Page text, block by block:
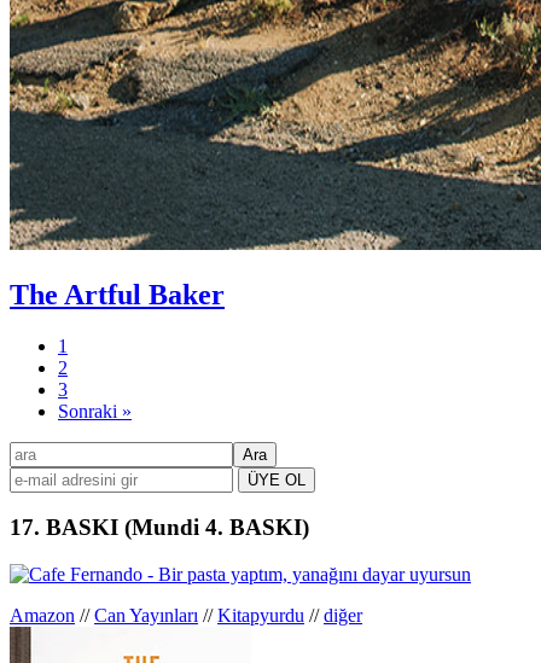
The Artful Baker
Sayfa
1
Sayfa
2
Sayfa
3
Sonraki »
Birincil
kenar
çubuğu
ara
17. BASKI (Mundi 4. BASKI)
Amazon //Can Yayınları //Kitapyurdu //diğer